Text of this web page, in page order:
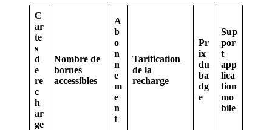
C
ar
te
s
d
e
re
c
h
ar
ge
Nombre de
bornes
accessibles
A
b
o
n
n
e
m
e
n
t
Tarification
de la
recharge
Pr
ix
du
ba
dg
e
Sup
por
t
app
lica
tion
mo
bile